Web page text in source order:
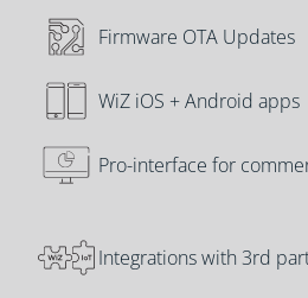
Firmware OTA Updates
WiZ iOS + Android apps
Pro-interface for
Integrations with 3rd